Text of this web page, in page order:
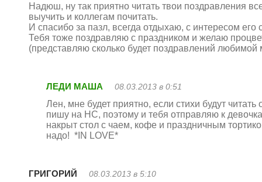
Надюш, ну так приятно читать твои поздравления
выучить и коллегам почитать.
И спасибо за пазл, всегда отдыхаю, с интересом
Тебя тоже поздравляю с праздником и желаю
(представляю сколько будет поздравлений
ЛЕДИ МАША 08.03.2013 в 0:51
Лен, мне будет приятно, если стихи будут
пишу на НС, поэтому и тебя отправляю к
накрыт стол с чаем, кофе и праздничным
надо! *IN LOVE*
ГРИГОРИЙ 08.03.2013 в 5:10